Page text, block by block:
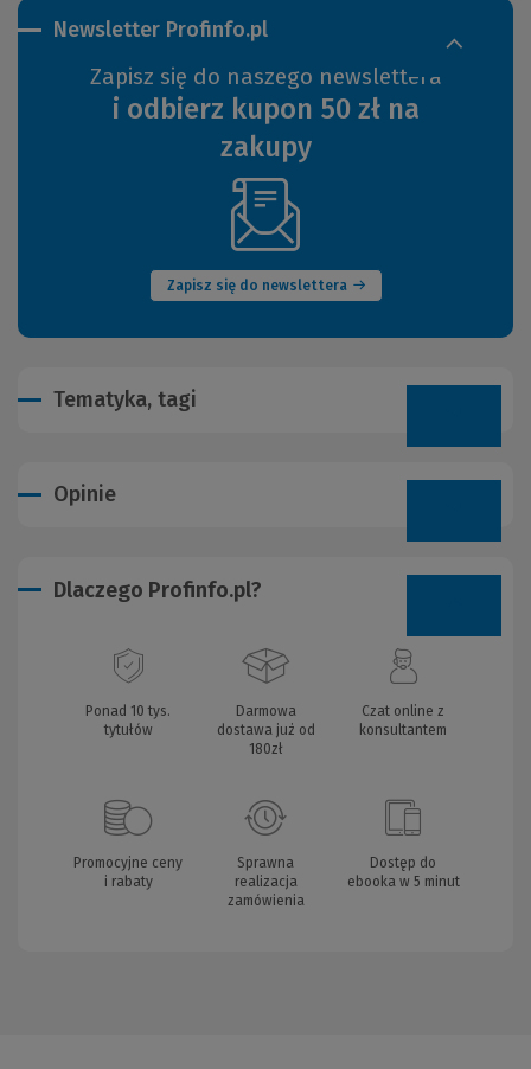
Newsletter Profinfo.pl
Zapisz się do naszego newslettera
i odbierz kupon 50 zł na
zakupy
Zapisz się do newslettera
(Nowe
okno)
Tematyka, tagi
Opinie
Dlaczego Profinfo.pl?
Ponad 10 tys.
tytułów
Darmowa
dostawa już od
180zł
Czat online z
konsultantem
Promocyjne ceny
i rabaty
Sprawna
realizacja
zamówienia
Dostęp do
ebooka w 5 minut